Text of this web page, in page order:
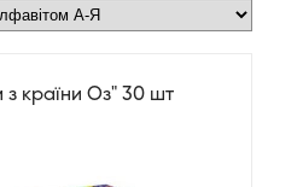
з країни Оз" 30 шт